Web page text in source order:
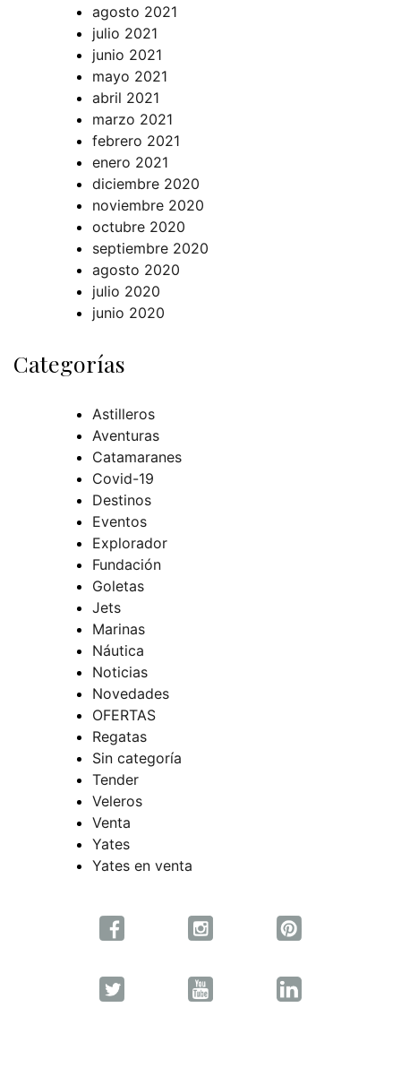
agosto 2021
julio 2021
junio 2021
mayo 2021
abril 2021
marzo 2021
febrero 2021
enero 2021
diciembre 2020
noviembre 2020
octubre 2020
septiembre 2020
agosto 2020
julio 2020
junio 2020
Categorías
Astilleros
Aventuras
Catamaranes
Covid-19
Destinos
Eventos
Explorador
Fundación
Goletas
Jets
Marinas
Náutica
Noticias
Novedades
OFERTAS
Regatas
Sin categoría
Tender
Veleros
Venta
Yates
Yates en venta